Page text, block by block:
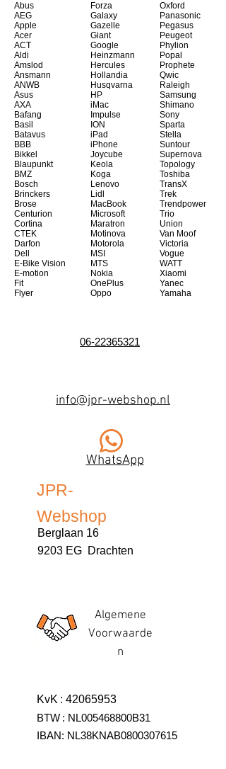
Abus
AEG
Apple
Acer
ACT
Aldi
Amslod
Ansmann
ANWB
Asus
AXA
Bafang
Basil
Batavus
BBB
Bikkel
Blaupunkt
BMZ
Bosch
Brinckers
Brose
Centurion
Cortina
CTEK
Darfon
Dell
E-Bike Vision
E-motion
Fit
Flyer
Forza
Galaxy
Gazelle
Giant
Google
Heinzmann
Hercules
Hollandia
Husqvarna
HP
iMac
Impulse
ION
iPad
iPhone
Joycube
Keola
Koga
Lenovo
Lidl
MacBook
Microsoft
Maratron
Motinova
Motorola
MSI
MTS
Nokia
OnePlus
Oppo
Oxford
Panasonic
Pegasus
Peugeot
Phylion
Popal
Prophete
Qwic
Raleigh
Samsung
Shimano
Sony
Sparta
Stella
Suntour
Supernova
Topology
Toshiba
TransX
Trek
Trendpower
Trio
Union
Van Moof
Victoria
Vogue
WATT
Xiaomi
Yanec
Yamaha
06-22365321
info@jpr-webshop.nl
WhatsApp
JPR-
Webshop
Berglaan 16
9203 EG Drachten
Algemene
Voorwaarde
n
KvK : 42065953
BTW : NL005468800B31
IBAN: NL38KNAB0800307615